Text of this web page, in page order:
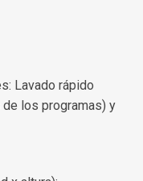
Lavado rápido
los programas) y